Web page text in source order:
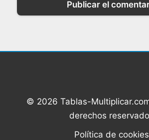
© 2026 Tablas-
derechos
Política de cookies